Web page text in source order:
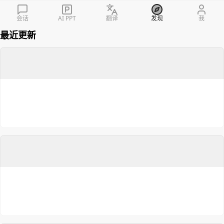
插件
最近更新
会话 AI PPT 翻译 发现 我